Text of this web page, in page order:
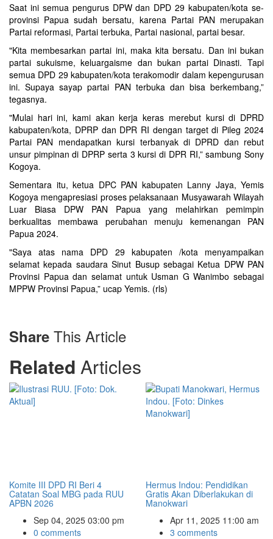
Saat ini semua pengurus DPW dan DPD 29 kabupaten/kota se-
provinsi Papua sudah bersatu, karena Partai PAN merupakan
Partai reformasi, Partai terbuka, Partai nasional, partai besar.
"Kita membesarkan partai ini, maka kita bersatu. Dan ini bukan
partai sukuisme, keluargaisme dan bukan partai Dinasti. Tapi
semua DPD 29 kabupaten/kota terakomodir dalam kepengurusan
ini. Supaya sayap partai PAN terbuka dan bisa berkembang,”
tegasnya.
"Mulai hari ini, kami akan kerja keras merebut kursi di DPRD
kabupaten/kota, DPRP dan DPR RI dengan target di Pileg 2024
Partai PAN mendapatkan kursi terbanyak di DPRD dan rebut
unsur pimpinan di DPRP serta 3 kursi di DPR RI,” sambung Sony
Kogoya.
Sementara itu, ketua DPC PAN kabupaten Lanny Jaya, Yemis
Kogoya mengapresiasi proses pelaksanaan Musyawarah Wilayah
Luar Biasa DPW PAN Papua yang melahirkan pemimpin
berkualitas membawa perubahan menuju kemenangan PAN
Papua 2024.
"Saya atas nama DPD 29 kabupaten /kota menyampaikan
selamat kepada saudara Sinut Busup sebagai Ketua DPW PAN
Provinsi Papua dan selamat untuk Usman G Wanimbo sebagai
MPPW Provinsi Papua,” ucap Yemis. (rls)
Share This Article
Related Articles
Komite III DPD RI Beri 4
Catatan Soal MBG pada RUU
APBN 2026
Sep 04, 2025 03:00 pm
0 comments
Hermus Indou: Pendidikan
Gratis Akan Diberlakukan di
Manokwari
Apr 11, 2025 11:00 am
3 comments